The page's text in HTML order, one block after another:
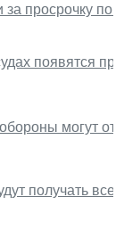
просрочку по
появятся
могут
получать все